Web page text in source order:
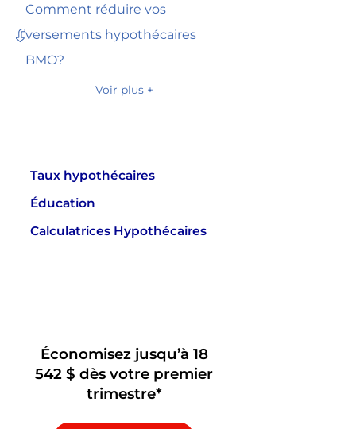
Comment réduire vos
versements hypothécaires
BMO?
Voir plus +
Taux hypothécaires
Éducation
Calculatrices Hypothécaires
Économisez jusqu’à 18
542 $ dès votre premier
trimestre*